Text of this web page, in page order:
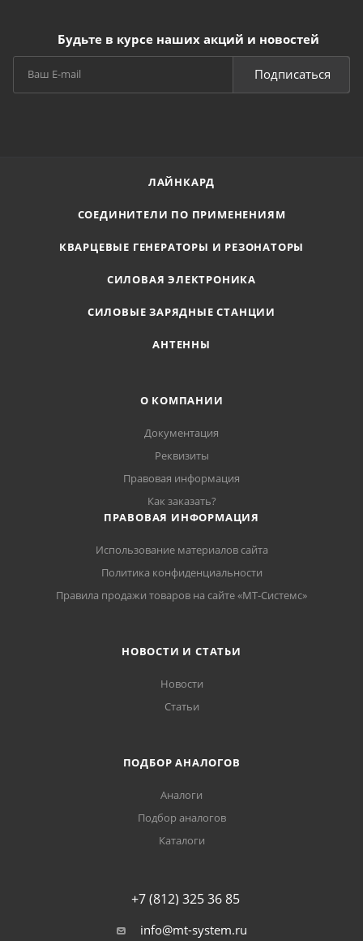
Будьте в курсе наших акций и новостей
Подписаться
ЛАЙНКАРД
СОЕДИНИТЕЛИ ПО ПРИМЕНЕНИЯМ
КВАРЦЕВЫЕ ГЕНЕРАТОРЫ И РЕЗОНАТОРЫ
СИЛОВАЯ ЭЛЕКТРОНИКА
СИЛОВЫЕ ЗАРЯДНЫЕ СТАНЦИИ
АНТЕННЫ
О КОМПАНИИ
Документация
Реквизиты
Правовая информация
Как заказать?
ПРАВОВАЯ ИНФОРМАЦИЯ
Использование материалов сайта
Политика конфиденциальности
Правила продажи товаров на сайте «МТ-Системс»
НОВОСТИ И СТАТЬИ
Новости
Статьи
ПОДБОР АНАЛОГОВ
Аналоги
Подбор аналогов
Каталоги
+7 (812) 325 36 85
info@mt-system.ru